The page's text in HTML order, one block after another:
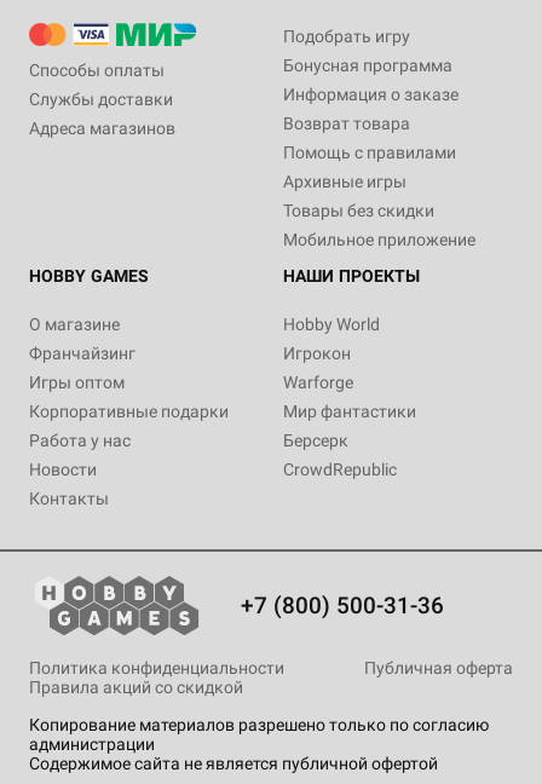
Способы оплаты
Службы доставки
Адреса магазинов
Подобрать игру
Бонусная программа
Информация о заказе
Возврат товара
Помощь с правилами
Архивные игры
Товары без скидки
Мобильное приложение
HOBBY GAMES
О магазине
Франчайзинг
Игры оптом
Корпоративные подарки
Работа у нас
Новости
Контакты
НАШИ ПРОЕКТЫ
Hobby World
Игрокон
Warforge
Мир фантастики
Берсерк
CrowdRepublic
+7 (800) 500-31-36
Копирование материалов разрешено только по согласию
администрации
Содержимое сайта не является публичной офертой
Политика конфиденциальности
Публичная оферта
Правила акций со скидкой